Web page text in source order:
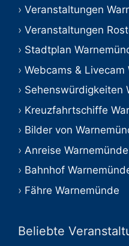
Veranstaltungen
Veranstaltungen
Stadtplan
Webcams & Livecam
Sehenswürdigkeiten
Kreuzfahrtschiffe
Bilder von
Anreise Warnemünde
Bahnhof
Fähre Warnemünde
Beliebte